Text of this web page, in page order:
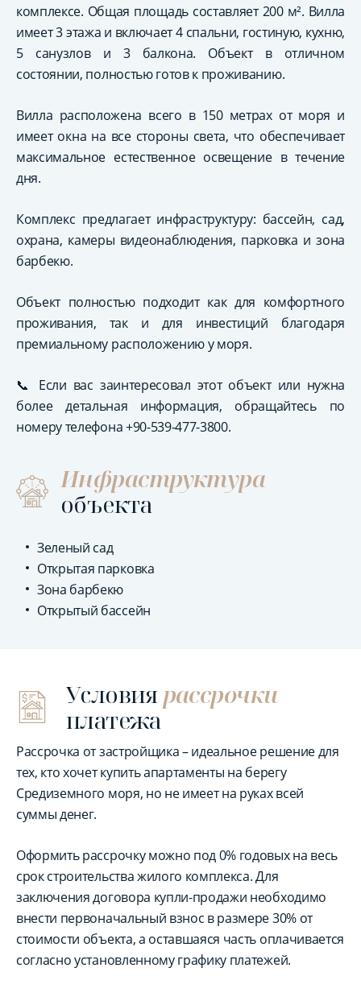
комплексе. Общая площадь составляет 200 м². Вилла
имеет 3 этажа и включает 4 спальни, гостиную, кухню,
5 санузлов и 3 балкона. Объект в отличном
состоянии, полностью готов к проживанию.
Вилла расположена всего в 150 метрах от моря и
имеет окна на все стороны света, что обеспечивает
максимальное естественное освещение в течение
дня.
Комплекс предлагает инфраструктуру: бассейн, сад,
охрана, камеры видеонаблюдения, парковка и зона
барбекю.
Объект полностью подходит как для комфортного
проживания, так и для инвестиций благодаря
премиальному расположению у моря.
📞 Если вас заинтересовал этот объект или нужна
более детальная информация, обращайтесь по
номеру телефона +90-539-477-3800.
Инфраструктура
объекта
Зеленый сад
Открытая парковка
Зона барбекю
Открытый бассейн
Условиярассрочки
платежа
Рассрочка от застройщика – идеальное решение для
тех, кто хочет купить апартаменты на берегу
Средиземного моря, но не имеет на руках всей
суммы денег.
Оформить рассрочку можно под 0% годовых на весь
срок строительства жилого комплекса. Для
заключения договора купли-продажи необходимо
внести первоначальный взнос в размере 30% от
стоимости объекта, а оставшаяся часть оплачивается
согласно установленному графику платежей.